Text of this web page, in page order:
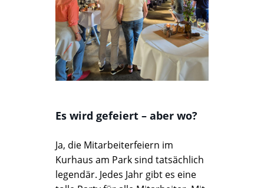
Es wird gefeiert – aber wo?
Ja, die Mitarbeiterfeiern im
Kurhaus am Park sind tatsächlich
legendär. Jedes Jahr gibt es eine